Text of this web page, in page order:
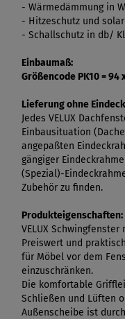
- Wärmedämmung in
- Hitzeschutz und
- Schallschutz in db/
Einbaumaß:
Größencode PK10 =
Lieferung ohne
Jedes VELUX
Einbausituation
angepaßten
gängiger
(Spezial)-
Zubehör zu finden.
Produkteigenschaften:
VELUX
Preiswert und
für Möbel vor dem
einzuschränken.
Die komfortable
Schließen und Lüften
Außenscheibe ist